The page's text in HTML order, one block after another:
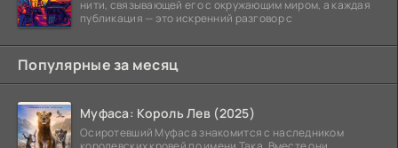
нити, связывающей его с окружающим миром, а каждая
публикация — это искренний разговор с
Популярные за месяц
Муфаса: Король Лев (2025)
Осиротевший Муфаса знакомится с наследником